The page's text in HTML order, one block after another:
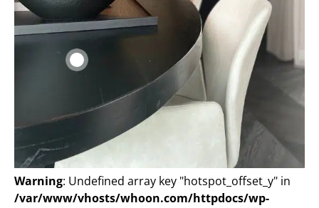
Warning: Undefined array key "hotspot_offset_y" in
/var/www/vhosts/whoon.com/httpdocs/wp-